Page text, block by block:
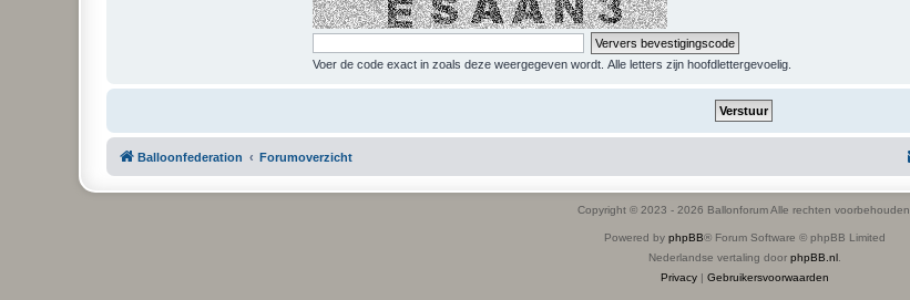
Voer de code exact in zoals deze weergegeven wordt. Alle letters zijn hoofdlettergevoelig.
Balloonfederation Forumoverzicht
Copyright © 2023 - 2026 Ballonforum Alle rechten voorbehouden.
Powered by phpBB® Forum Software © phpBB Limited
Nederlandse vertaling door phpBB.nl
Privacy | Gebruikersvoorwaarden